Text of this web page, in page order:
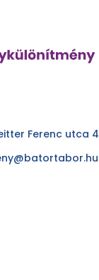
Ferenc utca